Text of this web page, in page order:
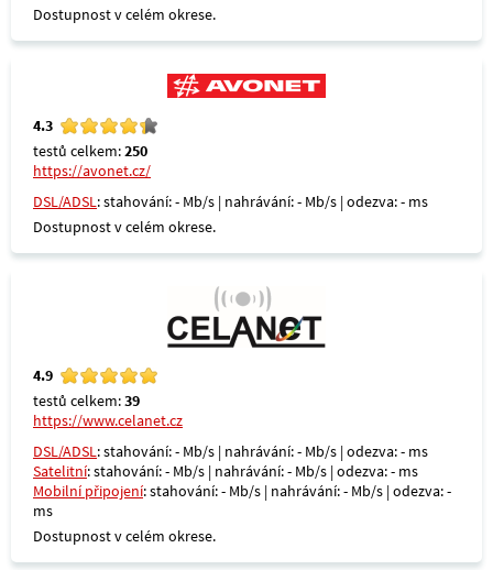
Dostupnost v celém okrese.
4.3
testů celkem:250
https://avonet.cz/
DSL/ADSL: stahování: - Mb/s | nahrávání: - Mb/s | odezva: - ms
Dostupnost v celém okrese.
4.9
testů celkem:39
https://www.celanet.cz
DSL/ADSL: stahování: - Mb/s | nahrávání: - Mb/s | odezva: - ms
Satelitní: stahování: - Mb/s | nahrávání: - Mb/s | odezva: - ms
Mobilní připojení: stahování: - Mb/s | nahrávání: - Mb/s | odezva: -
ms
Dostupnost v celém okrese.